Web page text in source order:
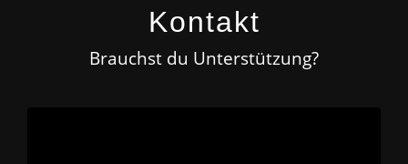
Kontakt
Brauchst du Unterstützung?